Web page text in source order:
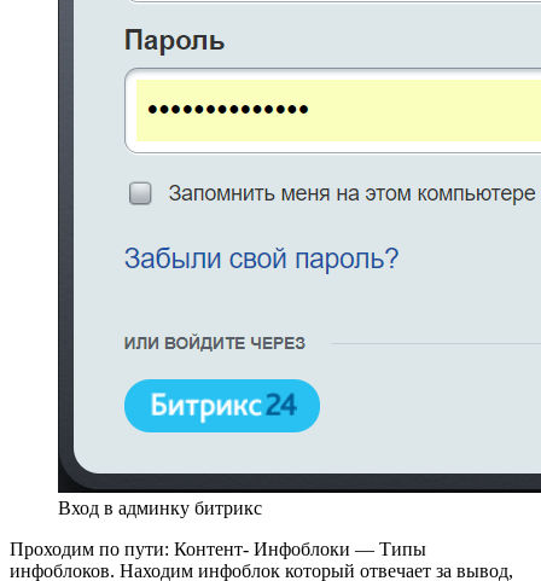
Вход в админку битрикс
Проходим по пути: Контент- Инфоблоки — Типы
инфоблоков. Находим инфоблок который отвечает за вывод,